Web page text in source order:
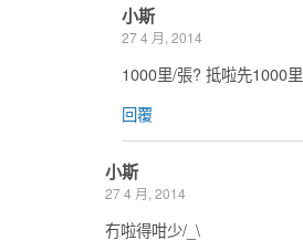
小斯
27 4 月, 2014
1000里/張? 抵啦先1000里
回覆
小斯
27 4 月, 2014
冇啦得咁少/_\